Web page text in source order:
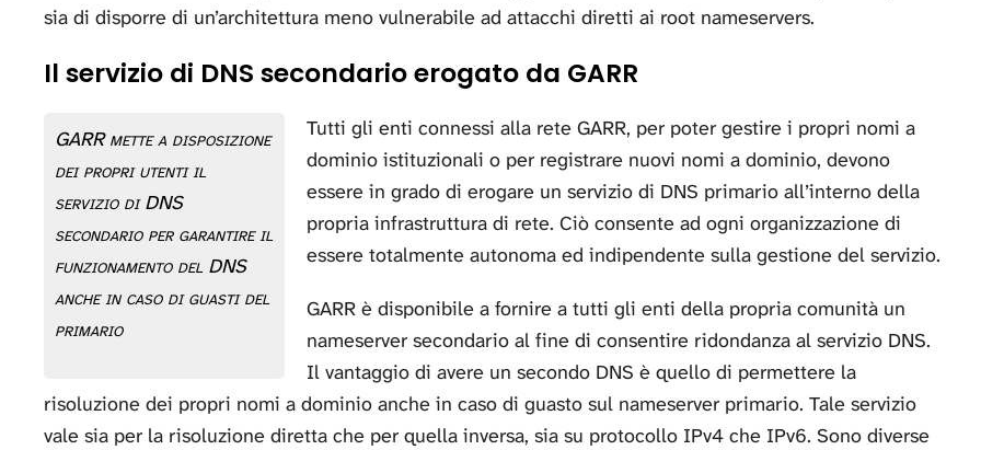
sia di disporre di un’architettura meno vulnerabile ad attacchi diretti ai root nameservers.
Il servizio di DNS secondario erogato da GARR
GARR mette a disposizione
dei propri utenti il
servizio di DNS
secondario per garantire il
funzionamento del DNS
anche in caso di guasti del
primario
Tutti gli enti connessi alla rete GARR, per poter gestire i propri nomi a
dominio istituzionali o per registrare nuovi nomi a dominio, devono
essere in grado di erogare un servizio di DNS primario all’interno della
propria infrastruttura di rete. Ciò consente ad ogni organizzazione di
essere totalmente autonoma ed indipendente sulla gestione del servizio.
GARR è disponibile a fornire a tutti gli enti della propria comunità un
nameserver secondario al fine di consentire ridondanza al servizio DNS.
Il vantaggio di avere un secondo DNS è quello di permettere la
risoluzione dei propri nomi a dominio anche in caso di guasto sul nameserver primario. Tale servizio
vale sia per la risoluzione diretta che per quella inversa, sia su protocollo IPv4 che IPv6. Sono diverse